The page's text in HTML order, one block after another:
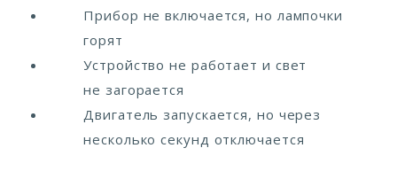
Прибор не включается, но лампочки
горят
Устройство не работает и свет
не загорается
Двигатель запускается, но через
несколько секунд отключается